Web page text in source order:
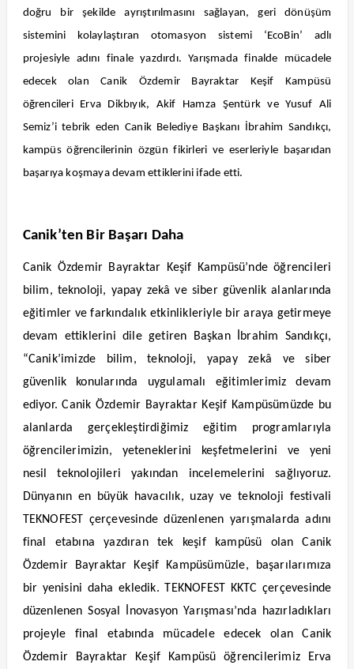
doğru bir şekilde ayrıştırılmasını sağlayan, geri dönüşüm
sistemini kolaylaştıran otomasyon sistemi ‘EcoBin’ adlı
projesiyle adını finale yazdırdı. Yarışmada finalde mücadele
edecek olan Canik Özdemir Bayraktar Keşif Kampüsü
öğrencileri Erva Dikbıyık, Akif Hamza Şentürk ve Yusuf Ali
Semiz’i tebrik eden Canik Belediye Başkanı İbrahim Sandıkçı,
kampüs öğrencilerinin özgün fikirleri ve eserleriyle başarıdan
başarıya koşmaya devam ettiklerini ifade etti.
Canik’ten Bir Başarı Daha
Canik Özdemir Bayraktar Keşif Kampüsü’nde öğrencileri
bilim, teknoloji, yapay zekâ ve siber güvenlik alanlarında
eğitimler ve farkındalık etkinlikleriyle bir araya getirmeye
devam ettiklerini dile getiren Başkan İbrahim Sandıkçı,
“Canik’imizde bilim, teknoloji, yapay zekâ ve siber
güvenlik konularında uygulamalı eğitimlerimiz devam
ediyor. Canik Özdemir Bayraktar Keşif Kampüsümüzde bu
alanlarda gerçekleştirdiğimiz eğitim programlarıyla
öğrencilerimizin, yeteneklerini keşfetmelerini ve yeni
nesil teknolojileri yakından incelemelerini sağlıyoruz.
Dünyanın en büyük havacılık, uzay ve teknoloji festivali
TEKNOFEST çerçevesinde düzenlenen yarışmalarda adını
final etabına yazdıran tek keşif kampüsü olan Canik
Özdemir Bayraktar Keşif Kampüsümüzle, başarılarımıza
bir yenisini daha ekledik. TEKNOFEST KKTC çerçevesinde
düzenlenen Sosyal İnovasyon Yarışması’nda hazırladıkları
projeyle final etabında mücadele edecek olan Canik
Özdemir Bayraktar Keşif Kampüsü öğrencilerimiz Erva